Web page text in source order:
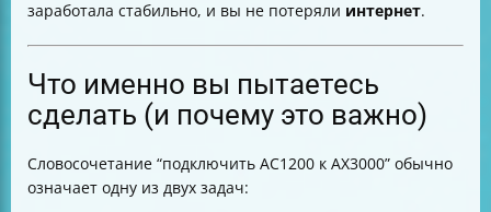
заработала стабильно, и вы не потеряли интернет.
Что именно вы пытаетесь
сделать (и почему это важно)
Словосочетание “подключить AC1200 к AX3000” обычно
означает одну из двух задач: